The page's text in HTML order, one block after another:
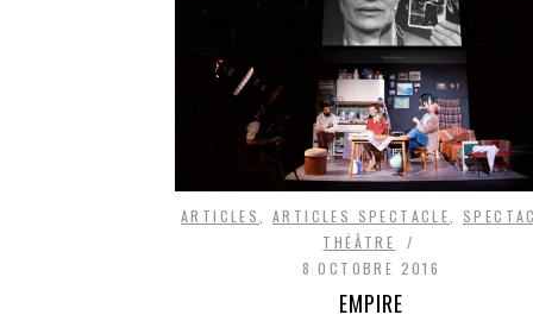
ARTICLES ARTICLES SPECTACLE
THÉÂTRE
8 OCTOBRE 2016
EMPIRE